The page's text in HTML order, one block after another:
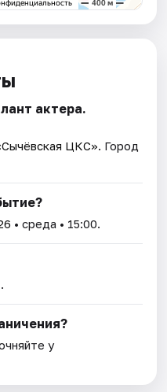
актера.
ЦКС». Город
• среда • 15:00.
у